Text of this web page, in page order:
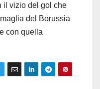
il vizio del gol che
del Borussia
con quella